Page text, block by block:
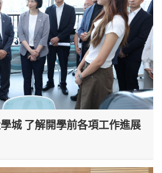
城 了解開學前各項工作進展